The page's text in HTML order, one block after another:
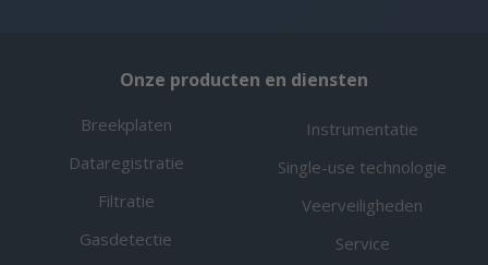
Onze producten en diensten
Breekplaten
Dataregistratie
Filtratie
Gasdetectie
Instrumentatie
Single-use technologie
Veerveiligheden
Service